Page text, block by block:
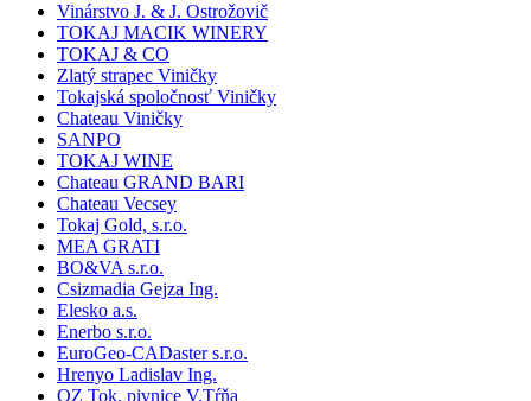
Vinárstvo J. & J. Ostrožovič
TOKAJ MACIK WINERY
TOKAJ & CO
Zlatý strapec Viničky
Tokajská spoločnosť Viničky
Chateau Viničky
SANPO
TOKAJ WINE
Chateau GRAND BARI
Chateau Vecsey
Tokaj Gold, s.r.o.
MEA GRATI
BO&VA s.r.o.
Csizmadia Gejza Ing.
Elesko a.s.
Enerbo s.r.o.
EuroGeo-CADaster s.r.o.
Hrenyo Ladislav Ing.
OZ Tok. pivnice V.Tŕňa